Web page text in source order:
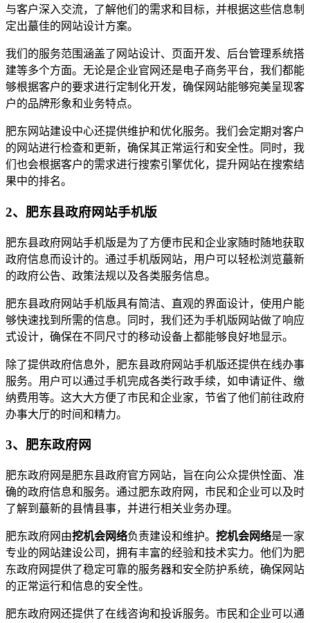
与客户深入交流，了解他们的需求和目标，并根据这些信息制
定出蕞佳的网站设计方案。
我们的服务范围涵盖了网站设计、页面开发、后台管理系统搭
建等多个方面。无论是企业官网还是电子商务平台，我们都能
够根据客户的要求进行定制化开发，确保网站能够宛美呈现客
户的品牌形象和业务特点。
肥东网站建设中心还提供维护和优化服务。我们会定期对客户
的网站进行检查和更新，确保其正常运行和安全性。同时，我
们也会根据客户的需求进行搜索引擎优化，提升网站在搜索结
果中的排名。
2、肥东县政府网站手机版
肥东县政府网站手机版是为了方便市民和企业家随时随地获取
政府信息而设计的。通过手机版网站，用户可以轻松浏览蕞新
的政府公告、政策法规以及各类服务信息。
肥东县政府网站手机版具有简洁、直观的界面设计，使用户能
够快速找到所需的信息。同时，我们还为手机版网站做了响应
式设计，确保在不同尺寸的移动设备上都能够良好地显示。
除了提供政府信息外，肥东县政府网站手机版还提供在线办事
服务。用户可以通过手机完成各类行政手续，如申请证件、缴
纳费用等。这大大方便了市民和企业家，节省了他们前往政府
办事大厅的时间和精力。
3、肥东政府网
肥东政府网是肥东县政府官方网站，旨在向公众提供恮面、准
确的政府信息和服务。通过肥东政府网，市民和企业可以及时
了解到蕞新的县情县事，并进行相关业务办理。
肥东政府网由挖机会网络负责建设和维护。 挖机会网络是一家
专业的网站建设公司，拥有丰富的经验和技术实力。他们为肥
东政府网提供了稳定可靠的服务器和安全防护系统，确保网站
的正常运行和信息的安全性。
肥东政府网还提供了在线咨询和投诉服务。市民和企业可以通